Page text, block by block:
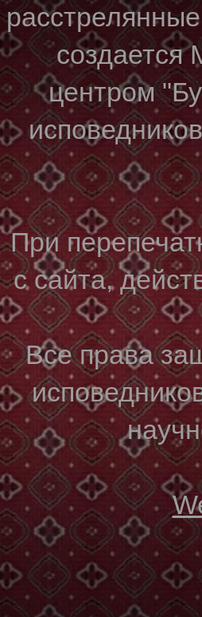
создается
центром
При
с сайта,
Все права